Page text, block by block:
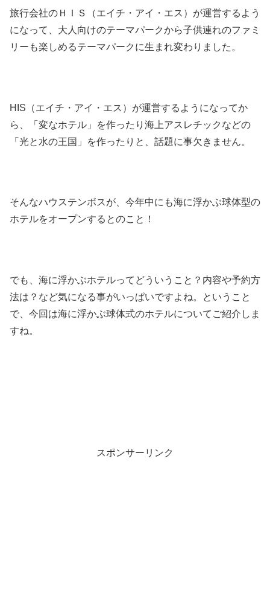
旅行会社のＨＩＳ（エイチ・アイ・エス）が運営するよう
になって、大人向けのテーマパークから子供連れのファミ
リーも楽しめるテーマパークに生まれ変わりました。
HIS（エイチ・アイ・エス）が運営するようになってか
ら、「変なホテル」を作ったり海上アスレチックなどの
「光と水の王国」を作ったりと、話題に事欠きません。
そんなハウステンボスが、今年中にも海に浮かぶ球体型の
ホテルをオープンするとのこと！
でも、海に浮かぶホテルってどういうこと？内容や予約方
法は？など気になる事がいっぱいですよね。ということ
で、今回は海に浮かぶ球体式のホテルについてご紹介しま
すね。
スポンサーリンク